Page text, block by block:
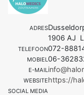
ADRES
1906 AJ
TELEFOON072-
MOBIEL06-
E-MAIL
WEBSITEhttps://
SOCIAL MEDIA